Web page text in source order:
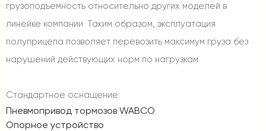
грузоподъемность относительно других моделей в
линейке компании. Таким образом, эксплуатация
полуприцепа позволяет перевозить максимум груза без
нарушений действующих норм по нагрузкам.
Стандартное оснащение:
Пневмопривод тормозов WABCO
Опорное устройство